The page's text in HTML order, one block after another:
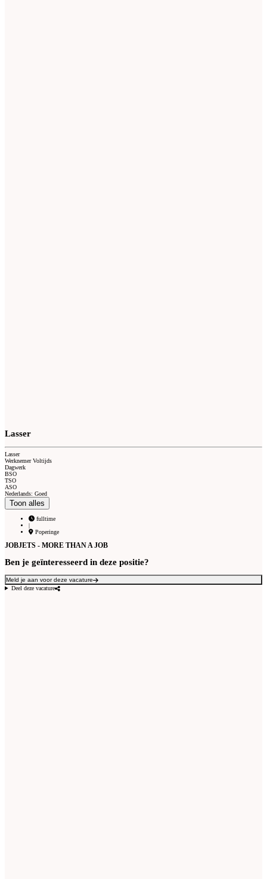
Lasser
Lasser
Werknemer Voltijds
Dagwerk
BSO
TSO
ASO
Nederlands: Goed
Toon alles
fulltime
|
Poperinge
JOBJETS - MORE THAN A JOB
Ben je geïnteresseerd in deze positie?
Meld je aan voor deze vacature
Deel deze vacature